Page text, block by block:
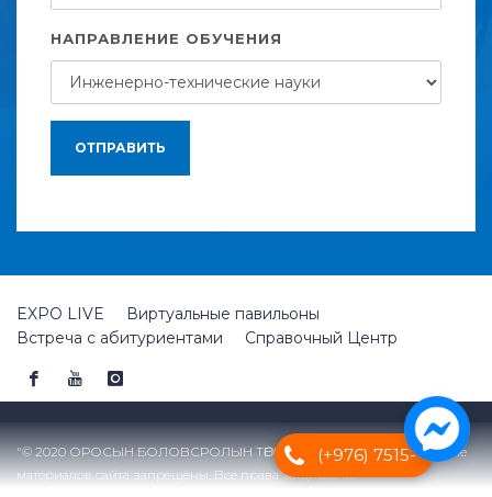
НАПРАВЛЕНИЕ ОБУЧЕНИЯ
ОТПРАВИТЬ
EXPO LIVE
Виртуальные павильоны
Встреча с абитуриентами
Справочный Центр
"© 2020 ОРОСЫН БОЛОВСРОЛЫН ТӨВ" Перепечатка и копирование
материалов сайта запрещены. Все права защищены.
(+976) 7515-